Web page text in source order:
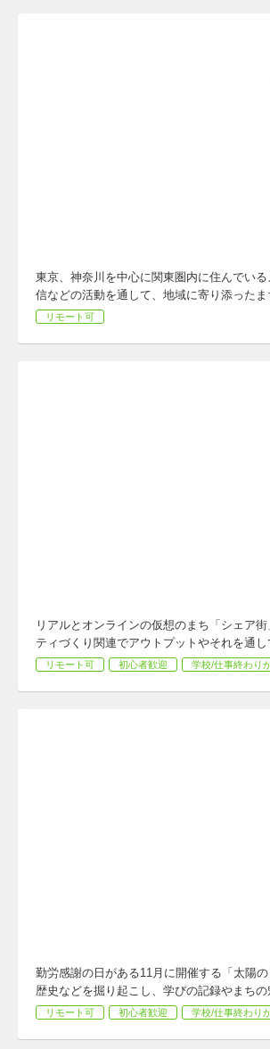
東京、神奈川を中心に関東圏内に住んでい
信などの活動を通して、地域に寄り添ったま
リモート可
リアルとオンラインの仮想のまち「シェア
ティづくり関連でアウトプットやそれを通し
リモート可 初心者歓迎 学校/仕事終わり
勤労感謝の日がある11月に開催する「太陽
歴史などを掘り起こし、学びの記録やまち
リモート可 初心者歓迎 学校/仕事終わり